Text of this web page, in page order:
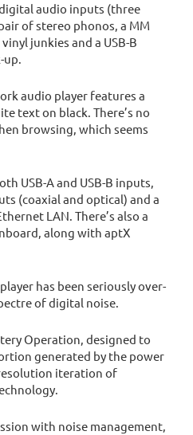
audio inputs (three
of stereo phonos, a MM
junkies and a USB-B
up.
audio player features a
text on black. There’s no
browsing, which seems
USB-A and USB-B inputs,
(coaxial and optical) and a
LAN. There’s also a
along with aptX
has been seriously over-
of digital noise.
Operation, designed to
generated by the power
iteration of
with noise management,